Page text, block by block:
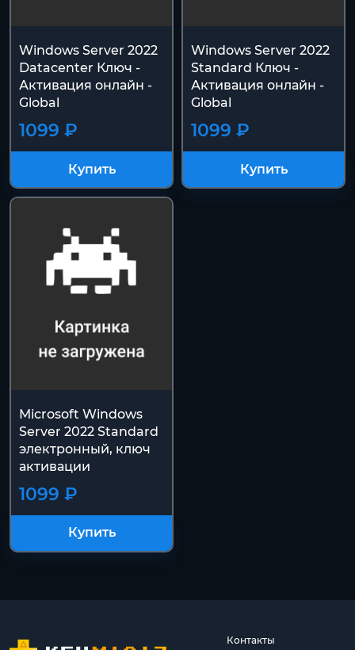
Windows Server 2022
Datacenter Ключ -
Активация онлайн -
Global
1099 ₽
Купить
Windows Server 2022
Standard Ключ -
Активация онлайн -
Global
1099 ₽
Купить
Microsoft Windows
Server 2022 Standard
электронный, ключ
активации
1099 ₽
Купить
Контакты